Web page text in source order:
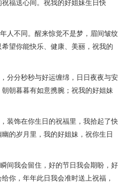
人不同。醒来惊觉不是梦，眉间皱纹
望你能快乐、健康、美丽，祝我的
分分秒秒与好运缠绵，日日夜夜与安
朝暮暮有如意携腕；祝我的好姐妹
装饰在你生日的祝福里，我拾起了快
的岁月里，我的好姐妹，祝你生日
间我会留住，好的节日我会期盼，好
你，年年此日我会准时送上祝福，